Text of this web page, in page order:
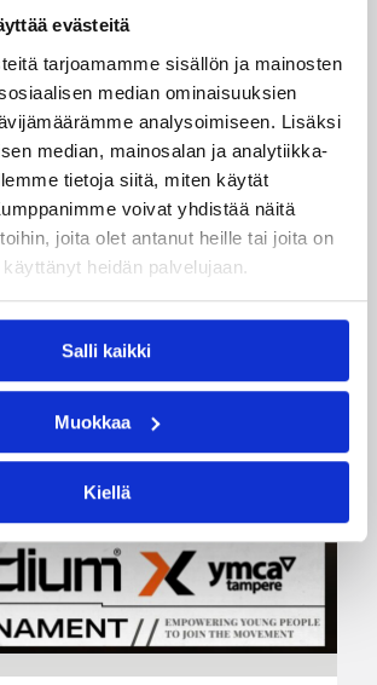
evästeitä
tarjoamamme sisällön ja mainosten
median ominaisuuksien
analysoimiseen. Lisäksi
median, mainosalan ja analytiikka-
tietoja siitä, miten käytät
voivat yhdistää näitä
joita olet antanut heille tai joita on
heidän palvelujaan.
Salli kaikki
Muokkaa
Kiellä
16:31
BC Nokian
toimii kauden
alusta Mikko Salminen.